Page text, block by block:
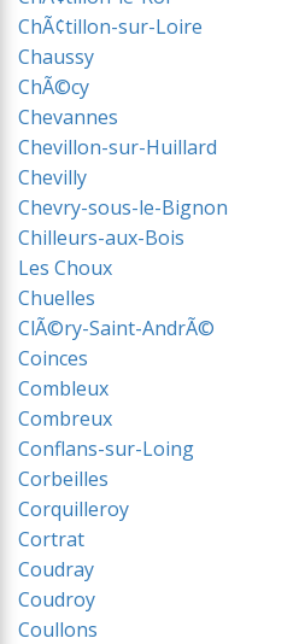
ChÃ¢tillon-sur-Loire
Chaussy
ChÃ©cy
Chevannes
Chevillon-sur-Huillard
Chevilly
Chevry-sous-le-Bignon
Chilleurs-aux-Bois
Les Choux
Chuelles
ClÃ©ry-Saint-AndrÃ©
Coinces
Combleux
Combreux
Conflans-sur-Loing
Corbeilles
Corquilleroy
Cortrat
Coudray
Coudroy
Coullons